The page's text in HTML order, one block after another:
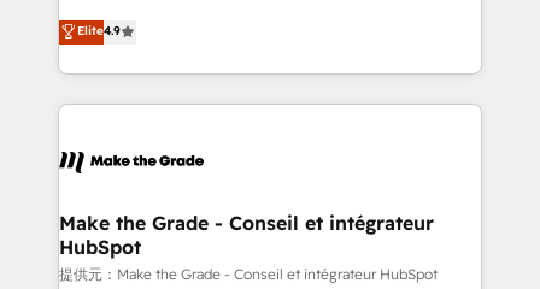
international offices and 175+ employees.
clients, un ROI mesurable. Notre mission : faire de
HubSpot un vrai levier de performance pour votre
organisation. Cela passe par la compréhension de
vos processus, la fiabilisation de vos données et
la plateforme. Nos domaines d'intervention : -
& reprise de données - Stratégie RevOps &
alignement Marketing / Sales - Data, reporting &
tableaux de bord - Onboarding, audit &
Elite4.9
Make the Grade - Conseil et intégrateur
HubSpot
提供元：Make the Grade - Conseil et intégrateur HubSpot